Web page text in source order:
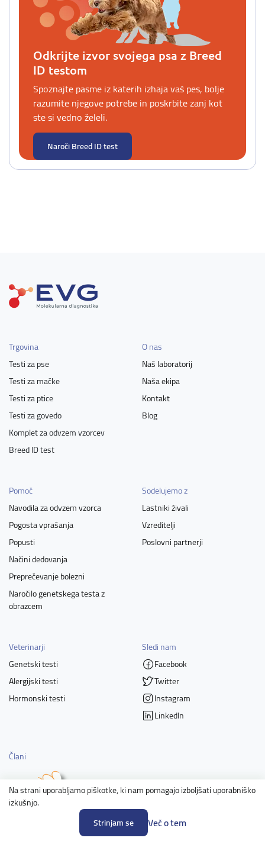
Na strani uporabljamo piškotke, ki nam pomagajo izboljšati uporabniško
izkušnjo.
Strinjam se
Več o tem
Odkrijte izvor svojega psa z Breed
ID testom
Spoznajte pasme iz katerih izhaja vaš pes, bolje
razumite njegove potrebe in poskrbite zanj kot
ste si vedno želeli.
Naroči Breed ID test
Trgovina
Testi za pse
Testi za mačke
Testi za ptice
Testi za govedo
Komplet za odvzem vzorcev
Breed ID test
O nas
Naš laboratorij
Naša ekipa
Kontakt
Blog
Pomoč
Navodila za odvzem vzorca
Pogosta vprašanja
Popusti
Načini dedovanja
Preprečevanje bolezni
Naročilo genetskega testa z
obrazcem
Sodelujemo z
Lastniki živali
Vzreditelji
Poslovni partnerji
Veterinarji
Genetski testi
Alergijski testi
Hormonski testi
Sledi nam
Facebook
Twitter
Instagram
LinkedIn
Člani